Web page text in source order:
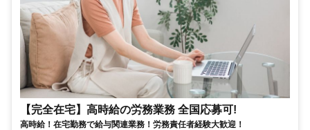
【完全在宅】高時給の労務業務 全国応募可!
高時給！在宅勤務で給与関連業務！労務責任者経験大歓迎！